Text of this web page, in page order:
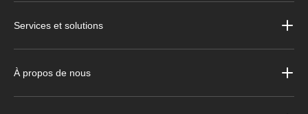
Services et solutions
À propos de nous